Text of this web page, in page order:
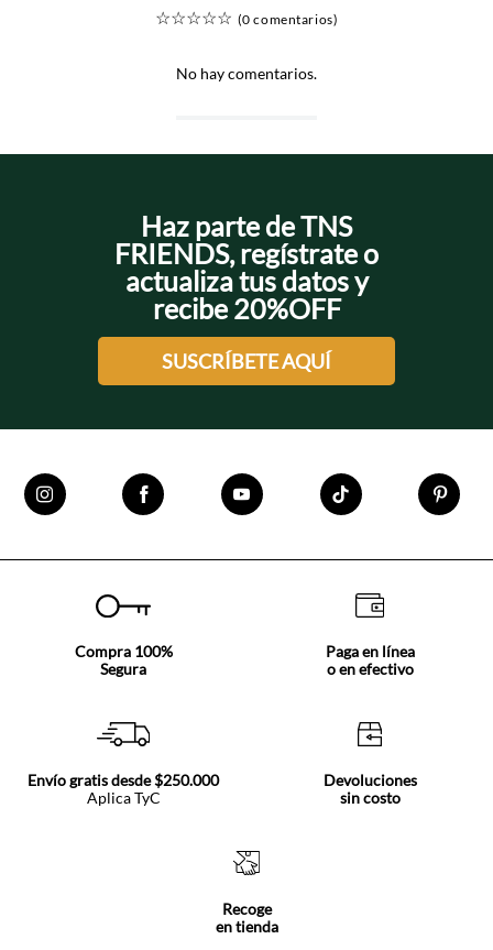
☆☆☆☆☆ (0 comentarios)
No hay comentarios.
Haz parte de TNS
FRIENDS, regístrate o
actualiza tus datos y
recibe 20%OFF
SUSCRÍBETE AQUÍ
Compra 100%
Segura
Paga en línea
o en efectivo
Envío gratis desde $250.000
Aplica TyC
Devoluciones
sin costo
Recoge
en tienda